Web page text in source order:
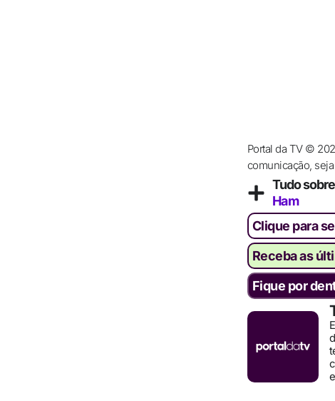
Portal da TV ©
comunicação,
Tudo
Ham
Clique para
Receba as
Fique por